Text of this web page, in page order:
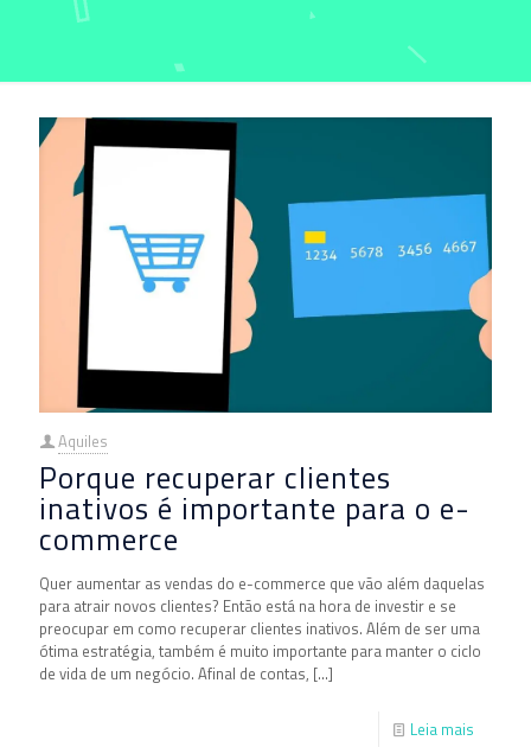
Aquiles
Porque recuperar clientes
inativos é importante para o e-
commerce
Quer aumentar as vendas do e-commerce que vão além daquelas
para atrair novos clientes? Então está na hora de investir e se
preocupar em como recuperar clientes inativos. Além de ser uma
ótima estratégia, também é muito importante para manter o ciclo
de vida de um negócio. Afinal de contas, […]
Leia mais